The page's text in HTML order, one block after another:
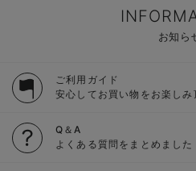
お知ら
ご利用ガイド
安心してお買い物をお楽しみ
Q＆A
よくある質問をまとめました